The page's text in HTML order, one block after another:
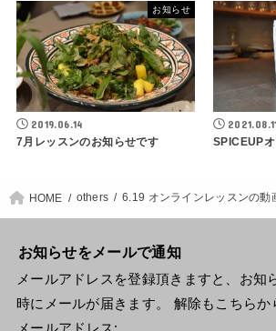
お知らせ
2019.06.14
7月レッスンのお知らせです SPICEUP
HOME others 6.19 オンラインレッスンの動
お知らせをメールで通知
メールアドレスを登録頂きますと、お知
時にメールが届きます。 解除もこちらか